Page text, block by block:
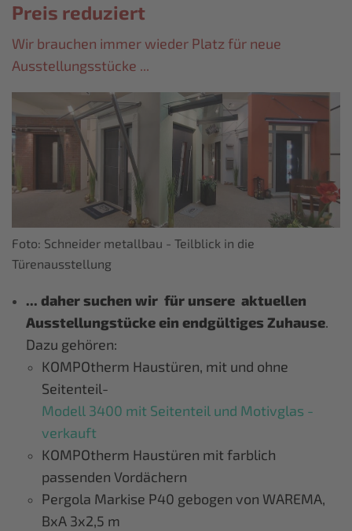
Preis reduziert
Wir brauchen immer wieder Platz für neue
Ausstellungsstücke ...
Foto: Schneider metallbau - Teilblick in die
Türenausstellung
... daher suchen wir für unsere aktuellen
Ausstellungstücke ein endgültiges Zuhause.
Dazu gehören:
KOMPOtherm Haustüren, mit und ohne
Seitenteil-
Modell 3400 mit Seitenteil und Motivglas -
verkauft
KOMPOtherm Haustüren mit farblich
passenden Vordächern
Pergola Markise P40 gebogen von WAREMA,
BxA 3x2,5 m